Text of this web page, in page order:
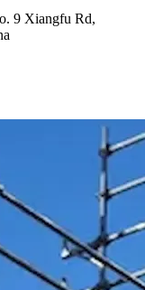
9 Xiangfu Rd,